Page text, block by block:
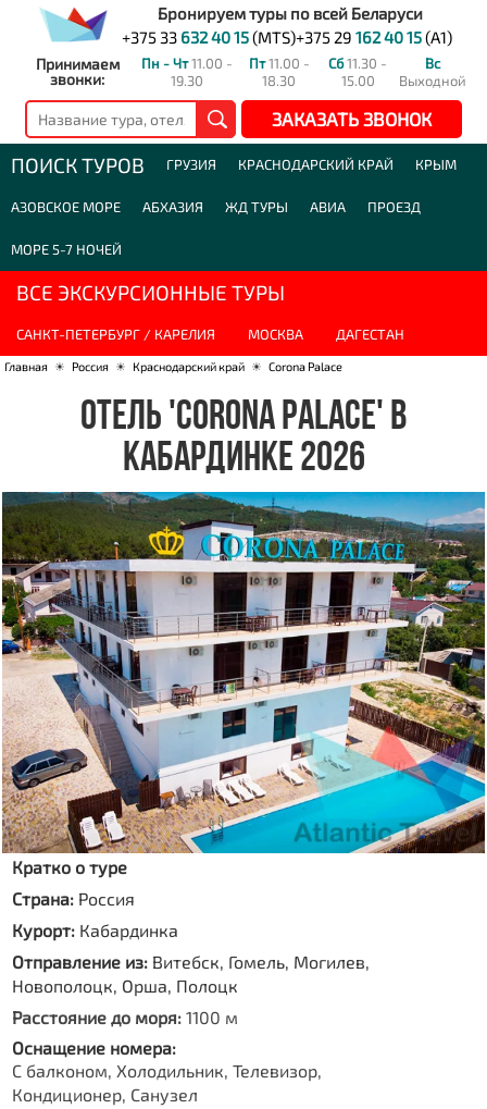
Бронируем туры по всей Беларуси
+375 33 632 40 15(MTS)+375 29 162 40 15(A1)
Принимаем
звонки:
Пн - Чт11.00 -
19.30
Пт11.00 -
18.30
Сб11.30 -
15.00
Вс
Выходной
ЗАКАЗАТЬ ЗВОНОК
ПОИСК ТУРОВ ГРУЗИЯ КРАСНОДАРСКИЙ КРАЙ КРЫМ
АЗОВСКОЕ МОРЕ АБХАЗИЯ ЖД ТУРЫ АВИА ПРОЕЗД
МОРЕ 5-7 НОЧЕЙ
ВСЕ ЭКСКУРСИОННЫЕ ТУРЫ
САНКТ-ПЕТЕРБУРГ / КАРЕЛИЯ МОСКВА ДАГЕСТАН
Главная ☀ Россия ☀ Краснодарский край ☀ Corona Palace
ОТЕЛЬ 'CORONA PALACE' В
КАБАРДИНКЕ 2026
Кратко о туре
Страна: Россия
Курорт: Кабардинка
Отправление из: Витебск, Гомель, Могилев,
Новополоцк, Орша, Полоцк
Расстояние до моря: 1100 м
Оснащение номера:
С балконом, Холодильник, Телевизор,
Кондиционер, Санузел